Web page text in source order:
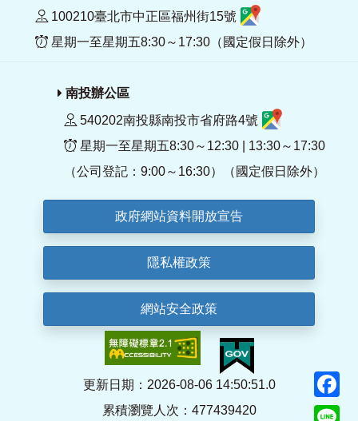
100210臺北市中正區福州街15號
星期一至星期五8:30～17:30（國定假日除外）
南投辦公區
540202南投縣南投市省府路4號
星期一至星期五8:30～12:30 | 13:30～17:30
（公司登記：9:00～16:30）（國定假日除外）
政府網站資料開放宣告
隱私權政策
網站安全政策
更新日期：2026-08-06 14:50:51.0
累積瀏覽人次：477439420